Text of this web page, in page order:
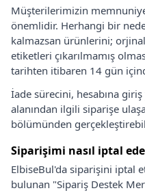
Müşterilerimizin
önemlidir. Herhangi bir
kalmazsan ürünlerini;
etiketleri çıkarılmamış
tarihten itibaren 14 gün
İade sürecini, hesabına
alanından ilgili siparişe
bölümünden
Siparişimi nasıl iptal
ElbiseBul'da siparişini iptal
bulunan "Sipariş Destek